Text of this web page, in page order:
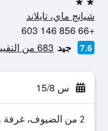
2 نجمتين
شيانج ماي، تايلاند
+66 856 146 603
7.6 جيد 683 من التقييمات تم التحقق منها
س 15/8
2 من الضيوف، غرفة واحدة